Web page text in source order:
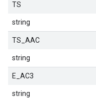
TS
string
TS_AAC
string
E_AC3
string